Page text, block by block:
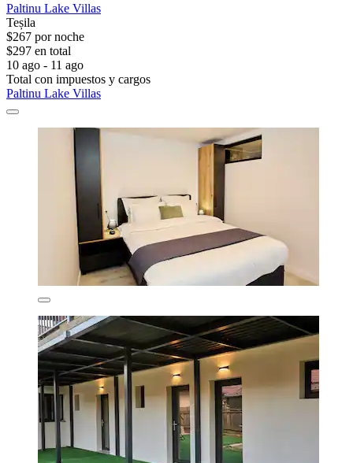
Paltinu Lake Villas
Teșila
$267 por noche
$297 en total
10 ago - 11 ago
Total con impuestos y cargos
Paltinu Lake Villas